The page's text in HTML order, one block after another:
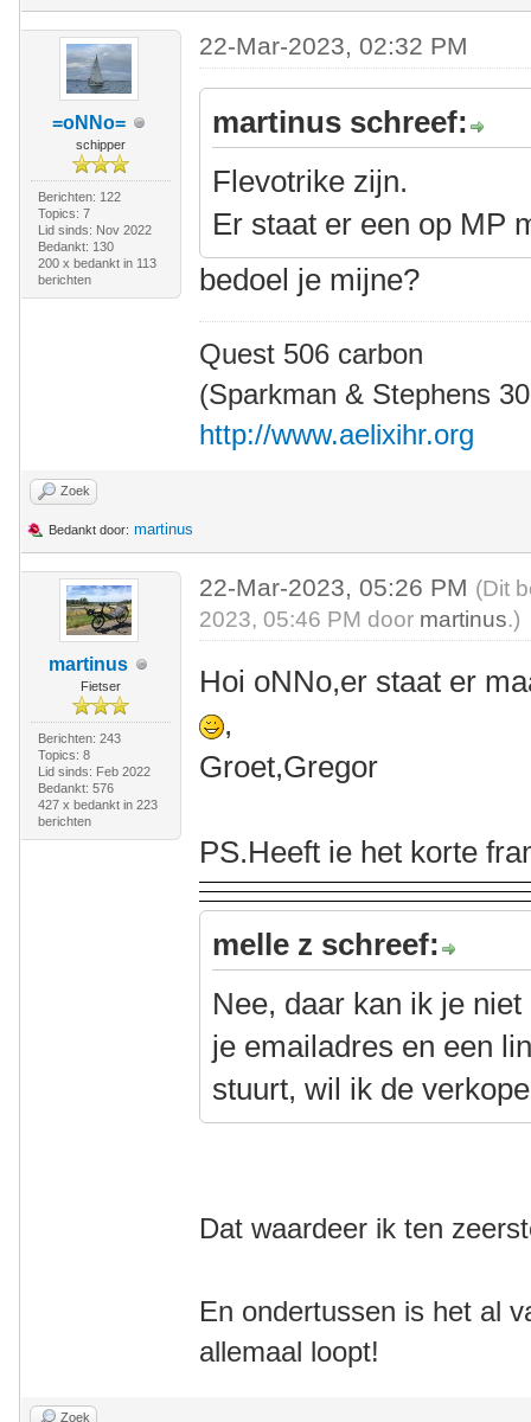
=oNNo=
schipper
Berichten: 122
Topics: 7
Lid sinds: Nov 2022
Bedankt: 130
200 x bedankt in 113
berichten
22-Mar-2023, 02:32 PM
martinus schreef:
Flevotrike zijn.
Er staat er een op MP
bedoel je mijne?
Quest 506 carbon
(Sparkman & Stephens
http://www.aelixihr.org
Zoek
Bedankt door: martinus
martinus
Fietser
Berichten: 243
Topics: 8
Lid sinds: Feb 2022
Bedankt: 576
427 x bedankt in 223
berichten
22-Mar-2023, 05:26 PM (Dit
2023, 05:46 PM door martinus.)
Hoi oNNo,er staat er
,
Groet,Gregor
PS.Heeft ie het korte
melle z schreef:
Nee, daar kan ik je
je emailadres en een
stuurt, wil ik de
Dat waardeer ik ten
En ondertussen is het al
allemaal loopt!
Zoek